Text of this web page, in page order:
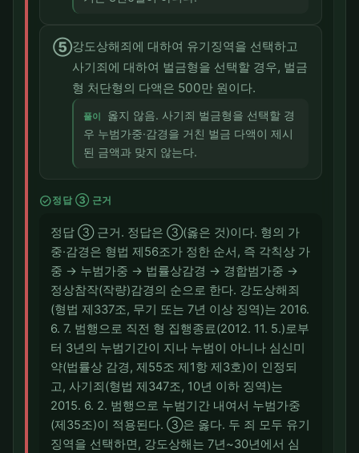
⑤강도상해죄에 대하여 유기징역을 선택하고
사기죄에 대하여 벌금형을 선택할 경우, 벌금
형 처단형의 다액은 500만 원이다.
풀이
옳지 않음. 사기죄 벌금형을 선택할 경
우 누범가중·감경을 거친 벌금 다액이 제시
된 금액과 맞지 않는다.
check_circle정답 ③ 근거
정답 ③ 근거. 정답은 ③(옳은 것)이다. 형의 가
중·감경은 형법 제56조가 정한 순서, 즉 각칙상 가
중 → 누범가중 → 법률상감경 → 경합범가중 →
정상참작(작량)감경의 순으로 한다. 강도상해죄
(형법 제337조, 무기 또는 7년 이상 징역)는 2016.
6. 7. 범행으로 직전 형 집행종료(2012. 11. 5.)로부
터 3년의 누범기간이 지나 누범이 아니나 심신미
약(법률상 감경, 제55조 제1항 제3호)이 인정되
고, 사기죄(형법 제347조, 10년 이하 징역)는
2015. 6. 2. 범행으로 누범기간 내여서 누범가중
(제35조)이 적용된다. ③은 옳다. 두 죄 모두 유기
징역을 선택하면, 강도상해는 7년~30년에서 심